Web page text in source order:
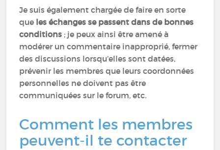
Je suis également chargée de faire en sorte
que les échanges se passent dans de bonnes
conditions ; je peux ainsi être amené à
modérer un commentaire inapproprié, fermer
des discussions lorsqu’elles sont datées,
prévenir les membres que leurs coordonnées
personnelles ne doivent pas être
communiquées sur le forum, etc.
Comment les membres
peuvent-il te contacter